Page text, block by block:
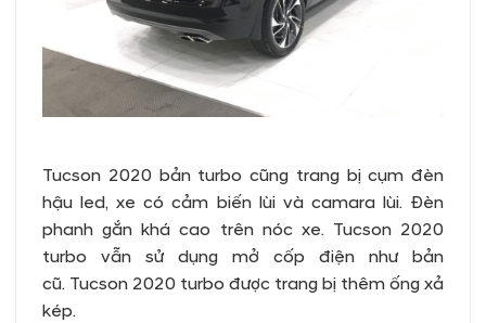
Tucson 2020 bản turbo cũng trang bị cụm đèn
hậu led, xe có cảm biến lùi và camara lùi. Đèn
phanh gắn khá cao trên nóc xe. Tucson 2020
turbo vẫn sử dụng mở cốp điện như bản
cũ. Tucson 2020 turbo được trang bị thêm ống xả
kép.